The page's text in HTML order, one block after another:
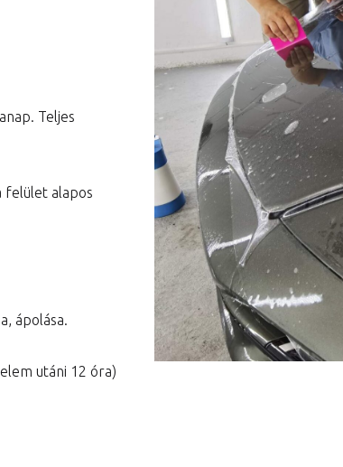
Teljes
felület alapos
ápolása.
utáni 12 óra)